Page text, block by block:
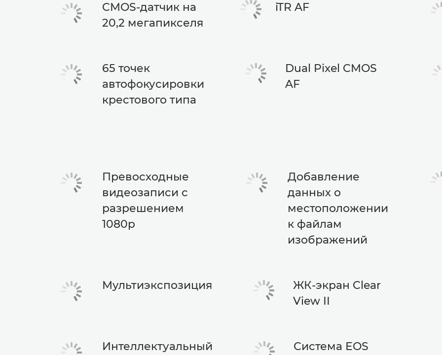
CMOS-датчик на
20,2 мегапикселя
iTR AF
65 точек
автофокусировки
крестового типа
Dual Pixel CMOS
AF
Превосходные
видеозаписи с
разрешением
1080p
Добавление
данных о
местоположении
к файлам
изображений
Мультиэкспозиция
ЖК-экран Clear
View II
Интеллектуальный
Система EOS